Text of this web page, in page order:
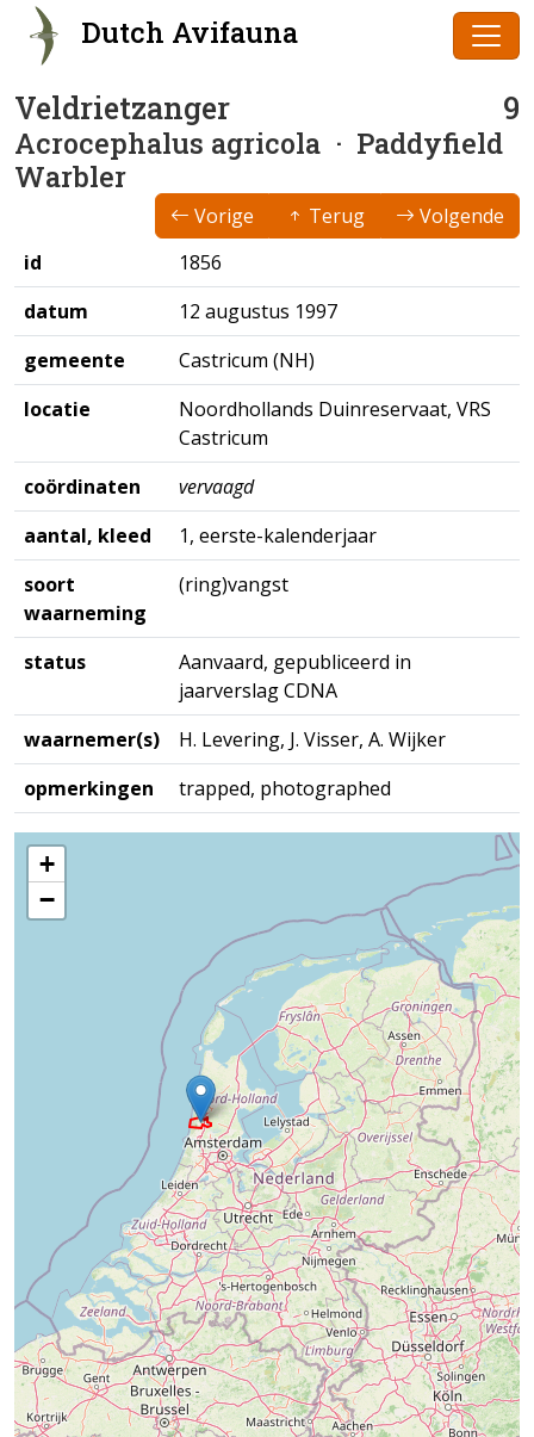
Dutch Avifauna
Veldrietzanger 9
Acrocephalus agricola · Paddyfield
Warbler
Vorige Terug
Volgende
id
1856
datum
12 augustus 1997
gemeente
Castricum (NH)
locatie
Noordhollands Duinreservaat, VRS
Castricum
coördinaten
vervaagd
aantal, kleed
1, eerste-kalenderjaar
soort
waarneming
(ring)vangst
status
Aanvaard, gepubliceerd in
jaarverslag CDNA
waarnemer(s)
H. Levering, J. Visser, A. Wijker
opmerkingen
trapped, photographed
+
−